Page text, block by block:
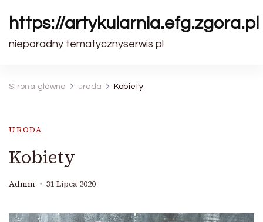
https://artykularnia.efg.zgora.pl
nieporadny tematycznyserwis pl
Strona główna uroda Kobiety
URODA
Kobiety
Admin 31 Lipca 2020